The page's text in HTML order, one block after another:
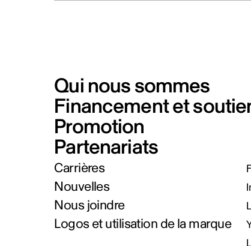
Qui nous sommes
Financement et
Promotion
Partenariats
Carrières
Nouvelles
Nous joindre
Logos et utilisation de la marque